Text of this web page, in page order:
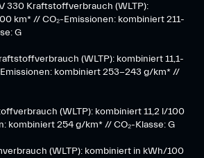
330 Kraftstoffverbrauch (WLTP):
km* // CO₂-Emissionen: kombiniert 211-
G
(WLTP): kombiniert 11,1-
kombiniert 253-243 g/km* //
(WLTP): kombiniert 11,2 l/100
kombiniert 254 g/km* // CO₂-Klasse: G
(WLTP): kombiniert in kWh/100